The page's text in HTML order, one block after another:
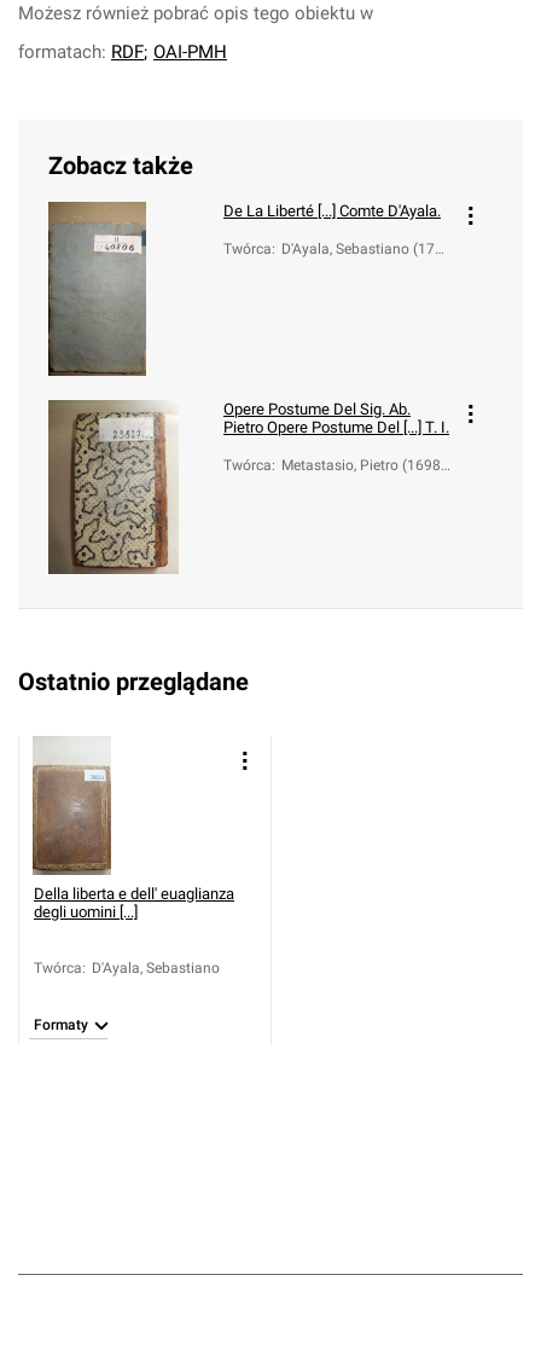
Możesz również pobrać opis tego obiektu w
formatach: RDF; OAI-PMH
Zobacz także
De La Liberté [...] Comte D'Ayala.
Twórca: D'Ayala, Sebastiano (174
Opere Postume Del Sig. Ab.
Pietro Opere Postume Del [...] T. I.
Twórca: Metastasio, Pietro (1698-
Ostatnio przeglądane
Della liberta e dell' euaglianza
degli uomini [...]
Twórca: D'Ayala, Sebastiano
Formaty